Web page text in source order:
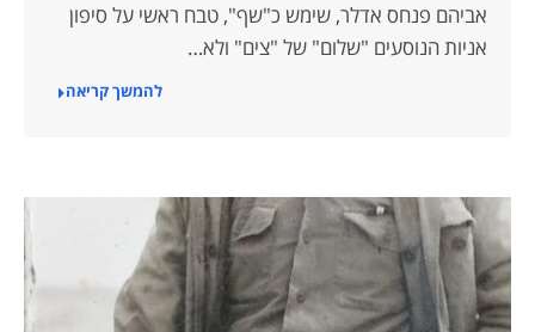
אביהם פנחס אדלר, שימש כ"שף", טבח ראשי על סיפון
אניות הנוסעים "שלום" של "צים" ולא…
להמשך קריאה